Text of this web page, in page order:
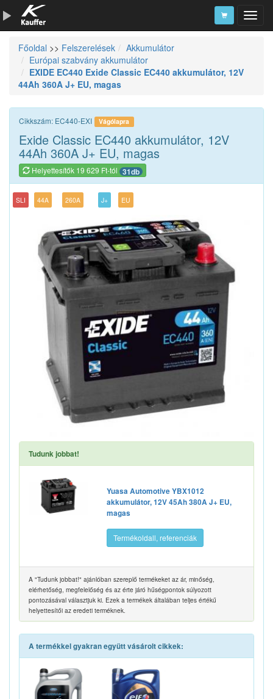
Szerszámkatalógus
Kosár
Főoldal >> Felszerelések
Akkumulátor
Európai szabvány akkumulátor
EXIDE EC440 Exide Classic EC440 akkumulátor, 12V
44Ah 360A J+ EU, magas
Cikkszám: EC440-EXI Vágólapra
Exide Classic EC440 akkumulátor, 12V
44Ah 360A J+ EU, magas
Helyettesítők 19 629 Ft-tól 31db
SLI 44A 260A J+ EU
Tudunk jobbat!
Yuasa Automotive YBX1012
akkumulátor, 12V 45Ah 380A J+ EU,
magas
Termékoldall, referenciák
A "Tudunk jobbat!" ajánlóban szereplő termékeket az ár, minőség,
elérhetőség, megfelelőség és az érte járó hűségpontok súlyozott
pontozásával választjuk ki. Ezek a termékek általában teljes értékű
helyettesítői az eredeti terméknek.
A termékkel gyakran együtt vásárolt cikkek: